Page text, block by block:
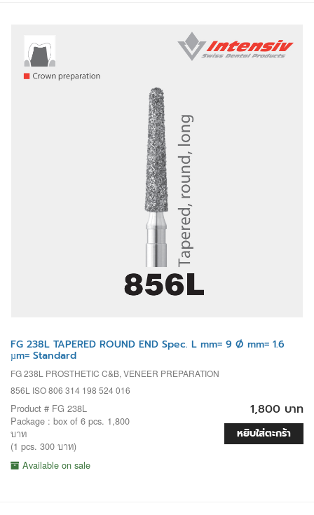
FG 238L TAPERED ROUND END Spec. L mm= 9 Ø mm= 1.6
µm= Standard
FG 238L PROSTHETIC C&B, VENEER PREPARATION
856L ISO 806 314 198 524 016
Product # FG 238L
Package : box of 6 pcs. 1,800
บาท
(1 pcs. 300 บาท)
Available on sale
1,800 บาท
หยิบใส่ตะกร้า